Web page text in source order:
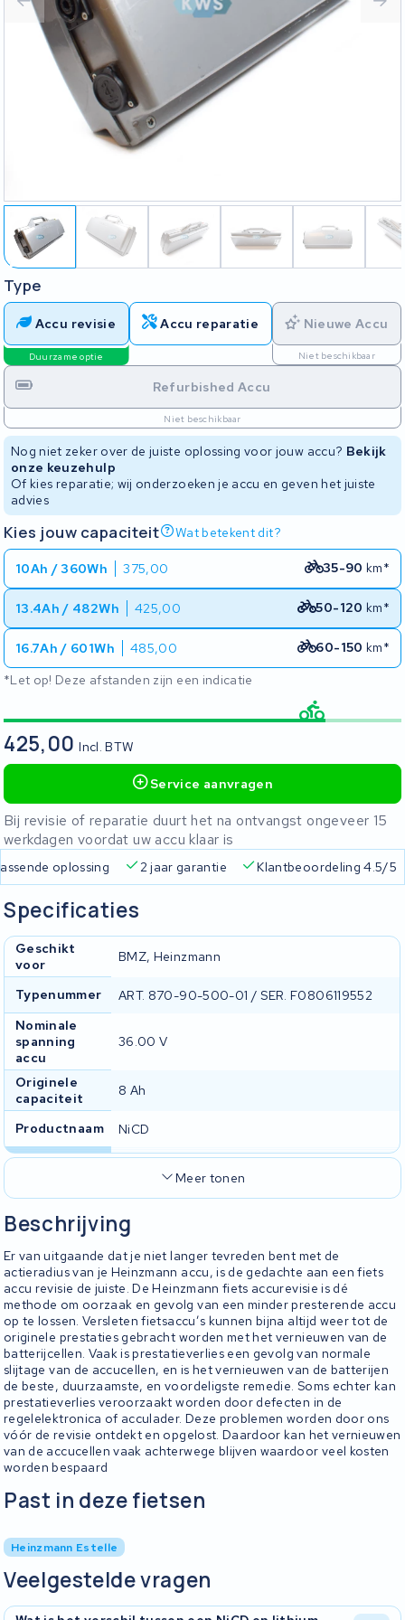
Type
Accu revisie
Duurzame optie
Accu reparatie Nieuwe Accu
Niet beschikbaar
Refurbished Accu
Niet beschikbaar
Nog niet zeker over de juiste oplossing voor jouw accu? Bekijk
onze keuzehulp
Of kies reparatie; wij onderzoeken je accu en geven het juiste
advies
Kies jouw capaciteit Wat betekent dit?
10Ah / 360Wh 375,00 35-90 km*
13.4Ah / 482Wh 425,00 50-120 km*
16.7Ah / 601Wh 485,00 60-150 km*
*Let op! Deze afstanden zijn een indicatie
425,00Incl. BTW
Service aanvragen
Bij revisie of reparatie duurt het na ontvangst ongeveer 15
werkdagen voordat uw accu klaar is
oplossing 2 jaar garantie Klantbeoordeling 4.5/5
Beschrijving
Er van uitgaande dat je niet langer tevreden bent met de
actieradius van je Heinzmann accu, is de gedachte aan een fiets
accu revisie de juiste. De Heinzmann fiets accurevisie is dé
methode om oorzaak en gevolg van een minder presterende accu
op te lossen. Versleten fietsaccu’s kunnen bijna altijd weer tot de
originele prestaties gebracht worden met het vernieuwen van de
batterijcellen. Vaak is prestatieverlies een gevolg van normale
slijtage van de accucellen, en is het vernieuwen van de batterijen
de beste, duurzaamste, en voordeligste remedie. Soms echter kan
prestatieverlies veroorzaakt worden door defecten in de
regelelektronica of acculader. Deze problemen worden door ons
vóór de revisie ontdekt en opgelost. Daardoor kan het vernieuwen
van de accucellen vaak achterwege blijven waardoor veel kosten
worden bespaard
Specificaties
Geschikt
voor
BMZ, Heinzmann
Typenummer
ART. 870-90-500-01 / SER. F0806119552
Nominale
spanning
accu
36.00 V
Originele
capaciteit
8 Ah
Productnaam NiCD
Meer tonen
Past in deze fietsen
Heinzmann Estelle
Veelgestelde vragen